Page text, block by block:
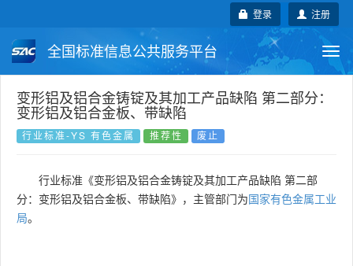
注册
登录
全国标准信息公共服务平台
国家标准 行业标准 地方标准
团体标准 企业标准
国外标准 技术委员会
变形铝及铝合金铸锭及其加工产品缺陷 第二部分：
变形铝及铝合金板、带缺陷
行业标准-YS 有色金属 推荐性 废止
行业标准《变形铝及铝合金铸锭及其加工产品缺陷 第二部
分：变形铝及铝合金板、带缺陷》，主管部门为国家有色金属工业
局。